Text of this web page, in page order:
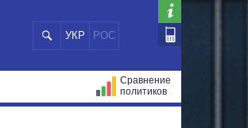
УКР РОС
Сравнение
политиков